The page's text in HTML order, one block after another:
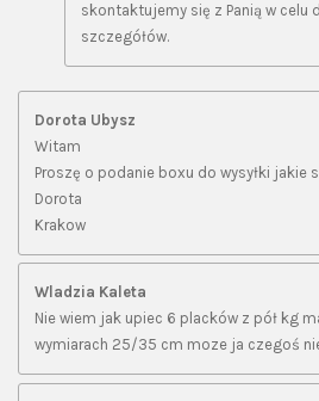
skontaktujemy się z Panią w celu
szczegółów.
Dorota Ubysz
Witam
Proszę o podanie boxu do wysyłki jakie
Dorota
Krakow
Wladzia Kaleta
Nie wiem jak upiec 6 placków z pół kg
wymiarach 25/35 cm moze ja czegoś